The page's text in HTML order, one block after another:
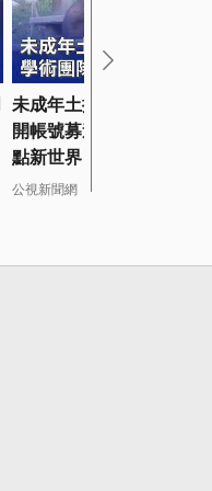
未成年土撥鼠登成人平台
開帳號募逾5千美元｜
點新世界
公視新聞網